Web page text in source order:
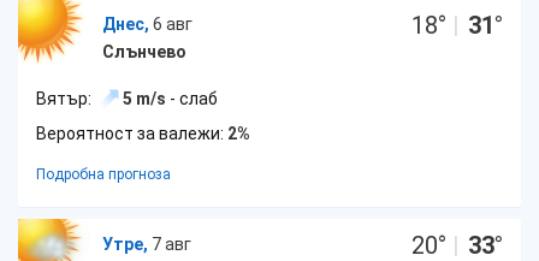
Днес, 6 авг
Слънчево
18° | 31°
Вятър: 5 m/s - слаб
Вероятност за валежи: 2%
Подробна прогноза
Утре, 7 авг
20° | 33°